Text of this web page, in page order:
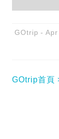
GOtrip
GOtrip首頁